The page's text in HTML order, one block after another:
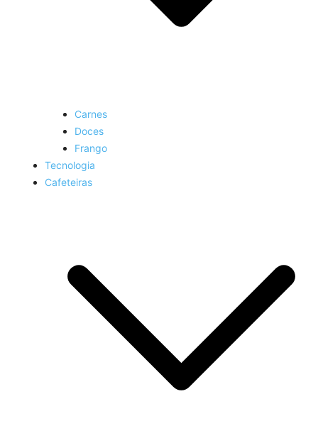
Carnes
Doces
Frango
Tecnologia
Cafeteiras